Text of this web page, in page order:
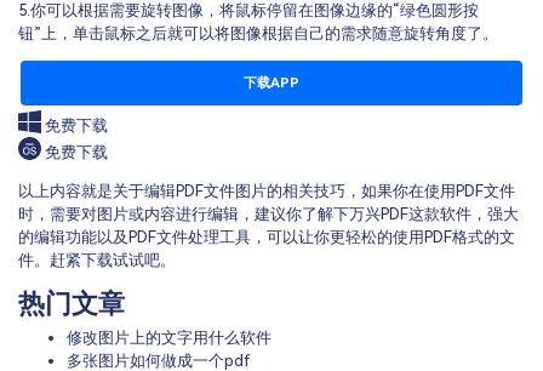
5.你可以根据需要旋转图像，将鼠标停留在图像边缘的“绿色圆形按
钮”上，单击鼠标之后就可以将图像根据自己的需求随意旋转角度了。
下载APP
免费下载
免费下载
以上内容就是关于编辑PDF文件图片的相关技巧，如果你在使用PDF文件
时，需要对图片或内容进行编辑，建议你了解下万兴PDF这款软件，强大
的编辑功能以及PDF文件处理工具，可以让你更轻松的使用PDF格式的文
件。赶紧下载试试吧。
热门文章
修改图片上的文字用什么软件
多张图片如何做成一个pdf